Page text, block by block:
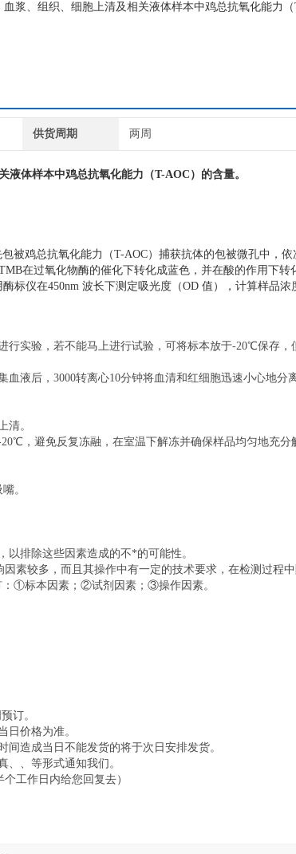
浆、组织、细胞上清及相关液体样本中鸡总抗氧化能力
供货周期 两周
液体样本中鸡总抗氧化能力 （T-AOC ）的含量。
被鸡总抗氧化能力（T-AOC）捕获抗体的包被微孔中，
在过氧化物酶的催化下转化成蓝色，并在酸的作用下转
标仪在450nm 波长下测定吸光度（OD 值），计算样品浓
行实验，若不能马上进行试验，可将标本放于-20℃保存，
液后，3000转离心10分钟将血清和红细胞迅速小心地分离
清。
，避免反复冻融，在室温下解冻并确保样品均匀地充分
。
排除这些因素造成的不*的可能性。
素较多，而且其操作中有一定的技术要求，在检测过程中
：①标本因素；②试剂因素；③操作因素。
订。
日价格为准。
造成当日不能发货的将于次日安排发货。
、、等形式通知我们。
工作日内给您回复去）